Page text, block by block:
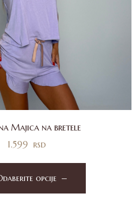
Majica na bretele
1.599 rsd
opcije